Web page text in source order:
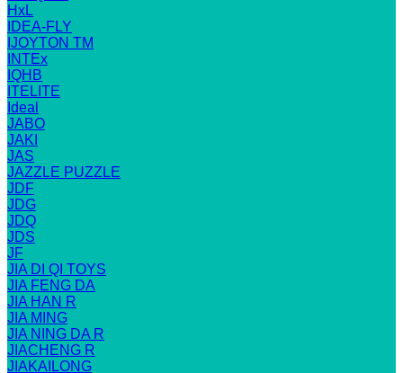
HxL
IDEA-FLY
IJOYTON TM
INTEx
IQHB
ITELITE
Ideal
JABO
JAKI
JAS
JAZZLE PUZZLE
JDF
JDG
JDQ
JDS
JF
JIA DI QI TOYS
JIA FENG DA
JIA HAN R
JIA MING
JIA NING DA R
JIACHENG R
JIAKAILONG